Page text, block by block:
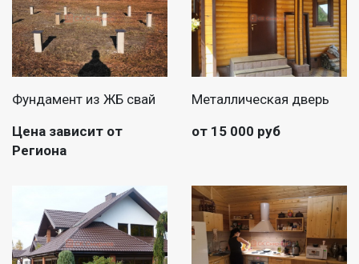
Фундамент из ЖБ свай
Цена зависит от
Региона
Металлическая дверь
от 15 000 руб